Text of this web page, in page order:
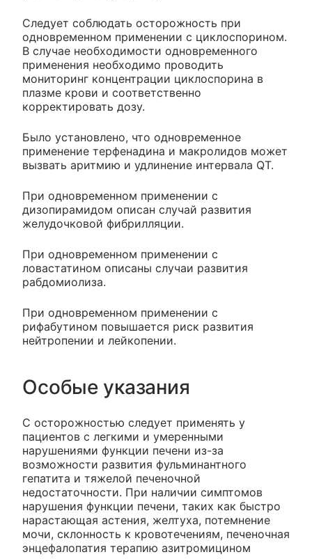
Следует соблюдать осторожность при
одновременном применении с циклоспорином.
В случае необходимости одновременного
применения необходимо проводить
мониторинг концентрации циклоспорина в
плазме крови и соответственно
корректировать дозу.
Было установлено, что одновременное
применение терфенадина и макролидов может
вызвать аритмию и удлинение интервала QT.
При одновременном применении с
дизопирамидом описан случай развития
желудочковой фибрилляции.
При одновременном применении с
ловастатином описаны случаи развития
рабдомиолиза.
При одновременном применении с
рифабутином повышается риск развития
нейтропении и лейкопении.
Особые указания
С осторожностью следует применять у
пациентов с легкими и умеренными
нарушениями функции печени из-за
возможности развития фульминантного
гепатита и тяжелой печеночной
недостаточности. При наличии симптомов
нарушения функции печени, таких как быстро
нарастающая астения, желтуха, потемнение
мочи, склонность к кровотечениям, печеночная
энцефалопатия терапию азитромицином